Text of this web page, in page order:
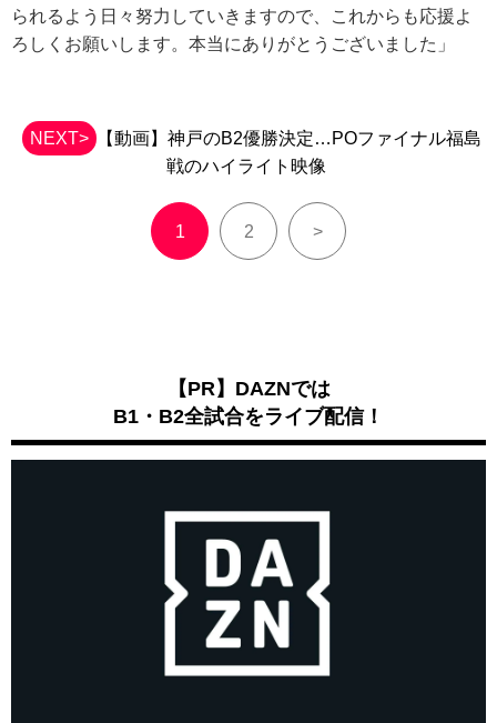
られるよう日々努力していきますので、これからも応援よ
ろしくお願いします。本当にありがとうございました」
NEXT> 【動画】神戸のB2優勝決定…POファイナル福島
戦のハイライト映像
1 2 >
【PR】DAZNでは
B1・B2全試合をライブ配信！